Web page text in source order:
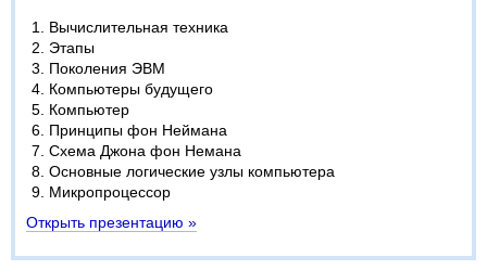
Вычислительная техника
Этапы
Поколения ЭВМ
Компьютеры будущего
Компьютер
Принципы фон Неймана
Схема Джона фон Немана
Основные логические узлы компьютера
Микропроцессор
Открыть презентацию »